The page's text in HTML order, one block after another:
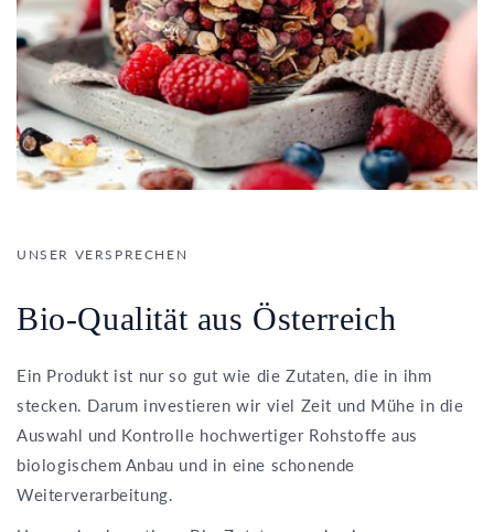
UNSER VERSPRECHEN
Bio-Qualität aus Österreich
Ein Produkt ist nur so gut wie die Zutaten, die in ihm
stecken. Darum investieren wir viel Zeit und Mühe in die
Auswahl und Kontrolle hochwertiger Rohstoffe aus
biologischem Anbau und in eine schonende
Weiterverarbeitung.